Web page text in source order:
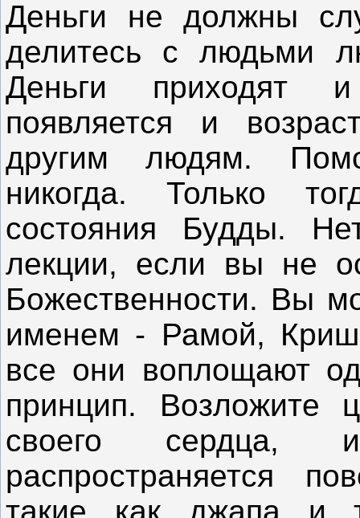
Деньги не должны
делитесь с людьми
Деньги приходят и
появляется и
другим людям.
никогда. Только
состояния Будды.
лекции, если вы не
Божественности. Вы
именем - Рамой,
все они воплощают
принцип. Возложите
своего сердца,
распространяется